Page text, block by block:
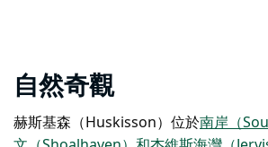
自然奇觀
赫斯基森（Huskisson）位於南岸（